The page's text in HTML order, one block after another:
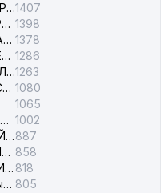
ШАЙХАНТАХУРСКАЯ АВАРИЙНАЯ СЛУЖБА ЭЛЕКТРОСЕТИ1407
САМАРКАНД ЭЛЕКТР ТАРМОКЛАРИ АО 1398
SURHONDARYO ELEKTR TARMOKLARI АО 1378
АВАРИЙНАЯ СЛУЖБА ЭЛЕКТРОСЕТИ ТАШКЕНТСКОГО РАЙОНА 1286
СПРАВОЧНОЕ БЮРО О ТЕЛЕФОНАХ ОРГАНИЗАЦИЙ г. ТАШКЕНТА1263
ТЕЛЕФОНЫ ДОВЕРИЯ ГОСУДАРСТВЕННОГО ЦЕНТРА ТЕСТИРОВАНИЯ 1080
1065
ТАШКЕНТСКИЙ ГОРОДСКОЙ СУД ПО ГРАЖДАНСКИМ ДЕЛАМ 1002
ЯККАСАРАЙСКИЙ МЕЖРАЙОННЫЙ СУД ПО ГРАЖДАНСКИМ ДЕЛАМ887
ЮНУСАБАДСКАЯ АВАРИЙНАЯ СЛУЖБА ЭЛЕКТРОСЕТИ 858
НАВОИЙСКОЕ ТЕРРИТОРИАЛЬНОЕ ПРЕДПРИЯТИЕ ЭЛЕКТРОСЕТИ АО 818
Ташкентский следственный изолятор 805